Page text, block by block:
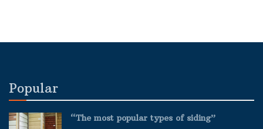
Popular
“The most popular types of siding”